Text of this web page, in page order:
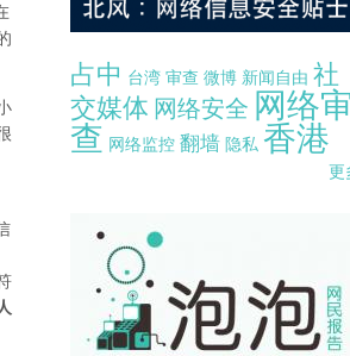
占中 台湾 审查 微博 新闻自由 社
交媒体 网络安全 网络
查 网络监控 翻墙 隐私 香港
更
pao-pao-banner-mirror-site-